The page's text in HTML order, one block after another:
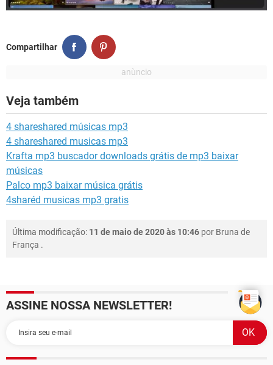
Compartilhar
Veja também
4 shareshared músicas mp3
4 shareshared musicas mp3
Krafta mp3 buscador downloads grátis de mp3 baixar
músicas
Palco mp3 baixar música grátis
4sharéd musicas mp3 gratis
Última modificação: 11 de maio de 2020 às 10:46 por Bruna de
França .
ASSINE NOSSA NEWSLETTER!